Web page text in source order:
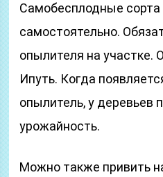
Самобесплодные сорта
самостоятельно.
опылителя на участке.
Ипуть. Когда
опылитель, у деревьев
урожайность.
Можно также привить